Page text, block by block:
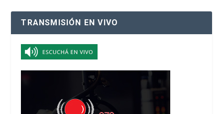
TRANSMISIÓN EN VIVO